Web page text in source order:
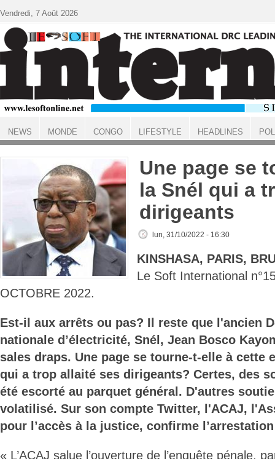
ACCUEIL
Une page se
la Snél qui a
dirigeants
lun, 31/10/2022 - 16:30
KINSHASA, PARIS,
Le Soft International
OCTOBRE 2022.
Est-il aux arrêts ou pas? Il reste que l'ancien
nationale d’électricité, Snél, Jean Bosco
sales draps. Une page se tourne-t-elle à cette
qui a trop allaité ses dirigeants? Certes, des
été escorté au parquet général. D'autres
volatilisé. Sur son compte Twitter, l'ACAJ,
pour l’accès à la justice, confirme
« L’ACAJ salue l’ouverture de l’enquête pénale,
Vendredi, 7 Août 2026
NEWS MONDE CONGO LIFESTYLE HEADLINES